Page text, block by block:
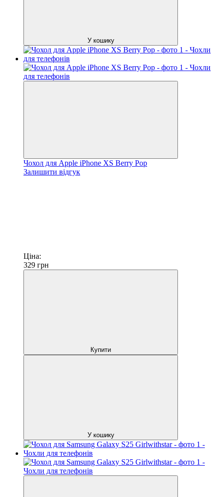
У кошику
Чохол для Apple iPhone XS Berry Pop
Залишити відгук
Ціна:
329 грн
Купити
У кошику